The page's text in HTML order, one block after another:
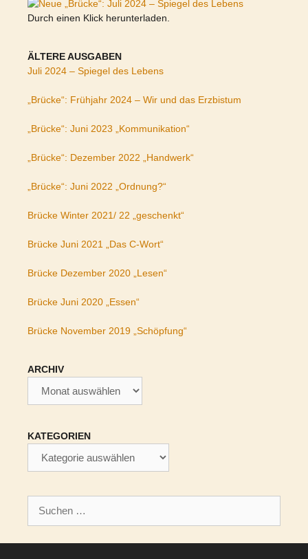
Durch einen Klick herunterladen.
ÄLTERE AUSGABEN
Juli 2024 – Spiegel des Lebens
„Brücke“: Frühjahr 2024 – Wir und das Erzbistum
„Brücke“: Juni 2023 „Kommunikation“
„Brücke“: Dezember 2022 „Handwerk“
„Brücke“: Juni 2022 „Ordnung?“
Brücke Winter 2021/ 22 „geschenkt“
Brücke Juni 2021 „Das C-Wort“
Brücke Dezember 2020 „Lesen“
Brücke Juni 2020 „Essen“
Brücke November 2019 „Schöpfung“
ARCHIV
KATEGORIEN
nach: